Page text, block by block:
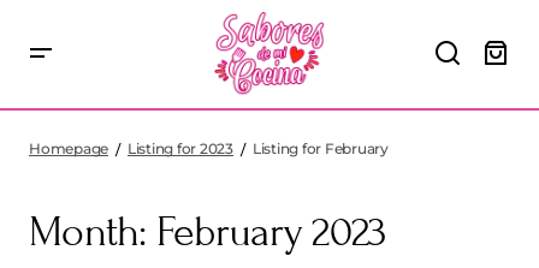
Homepage Listing for 2023 Listing for February
Month: February 2023